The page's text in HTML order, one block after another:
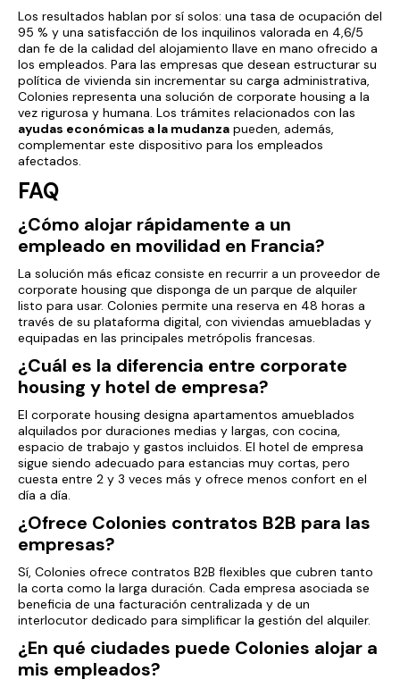
Los resultados hablan por sí solos: una tasa de ocupación del
95 % y una satisfacción de los inquilinos valorada en 4,6/5
dan fe de la calidad del alojamiento llave en mano ofrecido a
los empleados. Para las empresas que desean estructurar su
política de vivienda sin incrementar su carga administrativa,
Colonies representa una solución de corporate housing a la
vez rigurosa y humana. Los trámites relacionados con las
ayudas económicas a la mudanza pueden, además,
complementar este dispositivo para los empleados
afectados.
FAQ
¿Cómo alojar rápidamente a un
empleado en movilidad en Francia?
La solución más eficaz consiste en recurrir a un proveedor de
corporate housing que disponga de un parque de alquiler
listo para usar. Colonies permite una reserva en 48 horas a
través de su plataforma digital, con viviendas amuebladas y
equipadas en las principales metrópolis francesas.
¿Cuál es la diferencia entre corporate
housing y hotel de empresa?
El corporate housing designa apartamentos amueblados
alquilados por duraciones medias y largas, con cocina,
espacio de trabajo y gastos incluidos. El hotel de empresa
sigue siendo adecuado para estancias muy cortas, pero
cuesta entre 2 y 3 veces más y ofrece menos confort en el
día a día.
¿Ofrece Colonies contratos B2B para las
empresas?
Sí, Colonies ofrece contratos B2B flexibles que cubren tanto
la corta como la larga duración. Cada empresa asociada se
beneficia de una facturación centralizada y de un
interlocutor dedicado para simplificar la gestión del alquiler.
¿En qué ciudades puede Colonies alojar a
mis empleados?